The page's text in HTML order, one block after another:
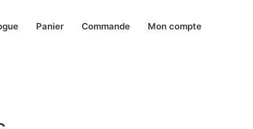
Panier Commande Mon compte